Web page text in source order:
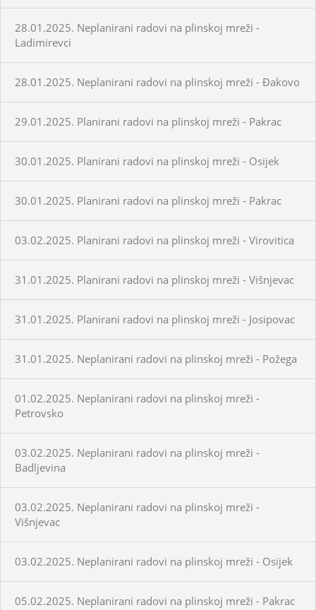
28.01.2025. Neplanirani radovi na plinskoj mreži -
Ladimirevci
28.01.2025. Neplanirani radovi na plinskoj mreži - Đakovo
29.01.2025. Planirani radovi na plinskoj mreži - Pakrac
30.01.2025. Planirani radovi na plinskoj mreži - Osijek
30.01.2025. Planirani radovi na plinskoj mreži - Pakrac
03.02.2025. Planirani radovi na plinskoj mreži - Virovitica
31.01.2025. Planirani radovi na plinskoj mreži - Višnjevac
31.01.2025. Planirani radovi na plinskoj mreži - Josipovac
31.01.2025. Neplanirani radovi na plinskoj mreži - Požega
01.02.2025. Neplanirani radovi na plinskoj mreži -
Petrovsko
03.02.2025. Neplanirani radovi na plinskoj mreži -
Badljevina
03.02.2025. Neplanirani radovi na plinskoj mreži -
Višnjevac
03.02.2025. Neplanirani radovi na plinskoj mreži - Osijek
05.02.2025. Neplanirani radovi na plinskoj mreži - Pakrac